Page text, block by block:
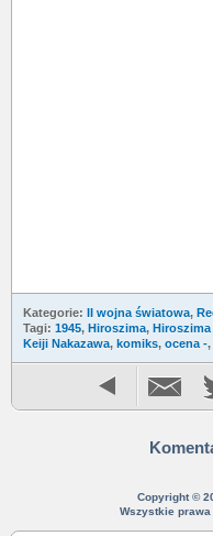
Kategorie: II wojna światowa,
Tagi: 1945, Hiroszima, Hiroszima
Keiji Nakazawa, komiks, ocena -,
Copyright ©
Wszystkie prawa